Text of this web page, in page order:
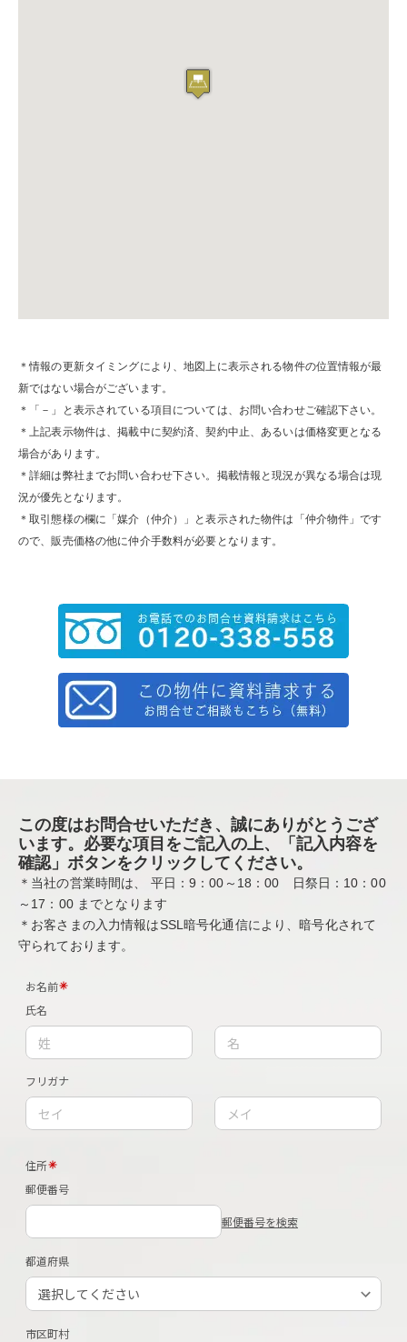
＊情報の更新タイミングにより、地図上に表示される物件の位置情報が最
新ではない場合がございます。
＊「－」と表示されている項目については、お問い合わせご確認下さい。
＊上記表示物件は、掲載中に契約済、契約中止、あるいは価格変更となる
場合があります。
＊詳細は弊社までお問い合わせ下さい。掲載情報と現況が異なる場合は現
況が優先となります。
＊取引態様の欄に「媒介（仲介）」と表示された物件は「仲介物件」です
ので、販売価格の他に仲介手数料が必要となります。
この度はお問合せいただき、誠にありがとうござ
います。 必要な項目をご記入の上、「記入内容を
確認」ボタンをクリックしてください。
＊当社の営業時間は、
平日：9：00～18：00 日祭日：10：00
～17：00 までとなります
＊お客さまの入力情報はSSL暗号化通信により、暗号化されて
守られております。